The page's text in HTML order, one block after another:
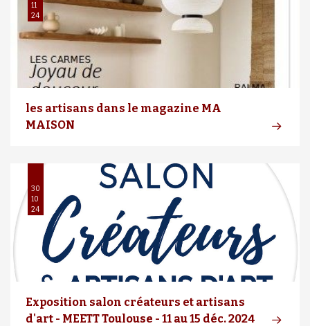
11
24
les artisans dans le magazine MA
MAISON
30
10
24
Exposition salon créateurs et artisans
d'art - MEETT Toulouse - 11 au 15 déc. 2024